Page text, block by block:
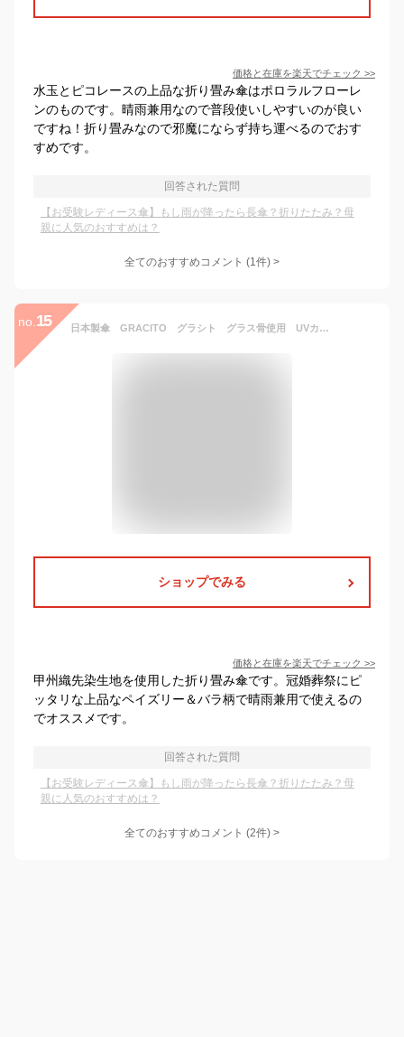
価格と在庫を楽天でチェック >>
水玉とピコレースの上品な折り畳み傘はポロラルフローレ
ンのものです。晴雨兼用なので普段使いしやすいのが良い
ですね！折り畳みなので邪魔にならず持ち運べるのでおす
すめです。
回答された質問
【お受験レディース傘】もし雨が降ったら長傘？折りたたみ？母
親に人気のおすすめは？
全てのおすすめコメント (1件) >
no. 15 日本製傘 GRACITO グラシト グラス骨使用 UVカット加工 甲州織先染 レディース 折り畳み傘 上品なペイズリー＆バラ柄 冠婚葬祭 フォーマル オールマイティに使えるデザイン 26189
ショップでみる
価格と在庫を楽天でチェック >>
甲州織先染生地を使用した折り畳み傘です。冠婚葬祭にピ
ッタリな上品なペイズリー＆バラ柄で晴雨兼用で使えるの
でオススメです。
回答された質問
【お受験レディース傘】もし雨が降ったら長傘？折りたたみ？母
親に人気のおすすめは？
全てのおすすめコメント (2件) >